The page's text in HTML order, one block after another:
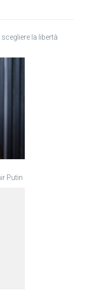
la libertà
Putin